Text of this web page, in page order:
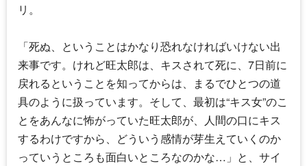
リ。
「死ぬ、ということはかなり恐れなければいけない出
来事です。けれど旺太郎は、キスされて死に、7日前に
戻れるということを知ってからは、まるでひとつの道
具のように扱っています。そして、最初は“キス女”のこ
とをあんなに怖がっていた旺太郎が、人間の口にキス
するわけですから、どういう感情が芽生えていくのか
っていうところも面白いところなのかな…」と、サイ